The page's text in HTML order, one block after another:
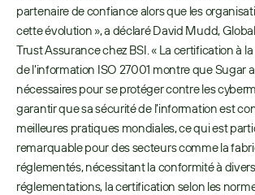
partenaire de confiance alors que les
cette évolution », a déclaré David Mudd,
Trust Assurance chez BSI. « La certification à
de l’information ISO 27001 montre que Sugar
nécessaires pour se protéger contre les
garantir que sa sécurité de l’information est
meilleures pratiques mondiales, ce qui est
remarquable pour des secteurs comme la
réglementés, nécessitant la conformité à
réglementations, la certification selon les